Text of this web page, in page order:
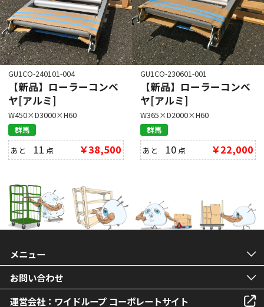
GU1CO-240101-004
【新品】ローラーコンベ
ヤ[アルミ]
W450×D3000×H60
群馬
あと 11 点 ￥38,500
GU1CO-230601-001
【新品】ローラーコンベ
ヤ[アルミ]
W365×D2000×H60
群馬
あと 10 点 ￥22,000
メニュー
お問い合わせ
運営会社：ワイドループ コーポレートサイト